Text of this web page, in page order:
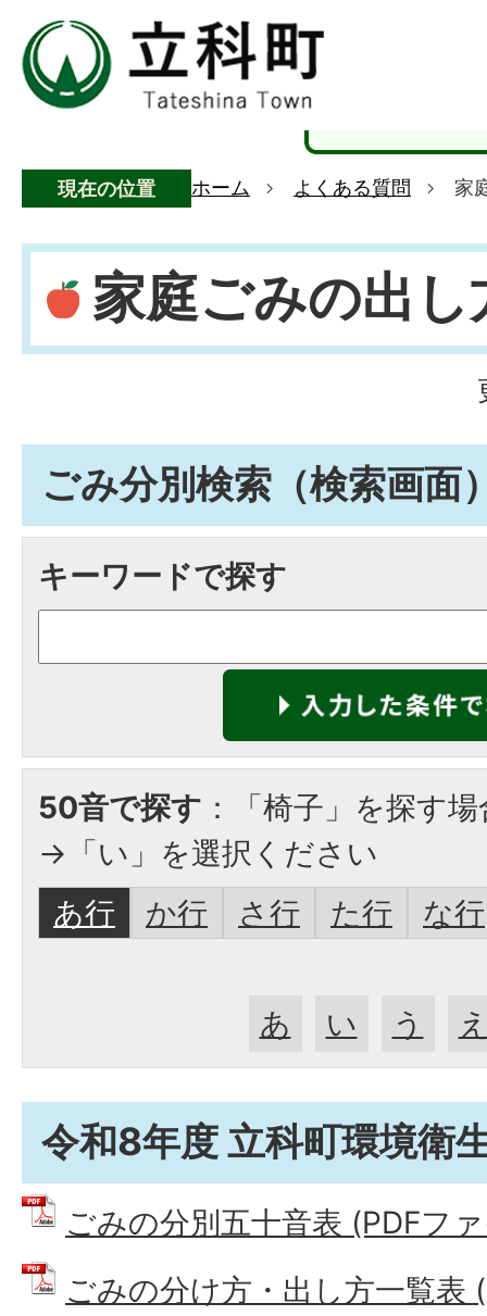
現在の位置 ホーム よくある質問 家
家庭ごみの出し
ごみ分別検索 （検索画面
キーワードで探す
50音で探す ：「椅子」を探す
→「い」を選択ください
あ行
か行 さ行 た行 な行
あ い う
令和8年度 立科町環境衛
ごみの分別五十音表 (PDFフ
ごみの分け方・出し方一覧表